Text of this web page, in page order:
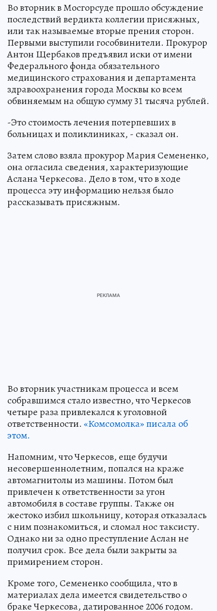
Во вторник в Мосгорсуде прошло обсуждение
последствий вердикта коллегии присяжных,
или так называемые вторые прения сторон.
Первыми выступили гособвинители. Прокурор
Антон Щербаков предъявил иски от имени
Федерального фонда обязательного
медицинского страхования и департамента
здравоохранения города Москвы ко всем
обвиняемым на общую сумму 31 тысяча рублей.
-Это стоимость лечения потерпевших в
больницах и поликлиниках, - сказал он.
Затем слово взяла прокурор Мария Семененко,
она огласила сведения, характеризующие
Аслана Черкесова. Дело в том, что в ходе
процесса эту информацию нельзя было
рассказывать присяжным.
Во вторник участникам процесса и всем
собравшимся стало известно, что Черкесов
четыре раза привлекался к уголовной
ответственности. «Комсомолка» писала об
этом.
Напомним, что Черкесов, еще будучи
несовершеннолетним, попался на краже
автомагнитолы из машины. Потом был
привлечен к ответственности за угон
автомобиля в составе группы. Также он
жестоко избил школьницу, которая отказалась
с ним познакомиться, и сломал нос таксисту.
Однако ни за одно преступление Аслан не
получил срок. Все дела были закрыты за
примирением сторон.
Кроме того, Семененко сообщила, что в
материалах дела имеется свидетельство о
браке Черкесова, датированное 2006 годом.